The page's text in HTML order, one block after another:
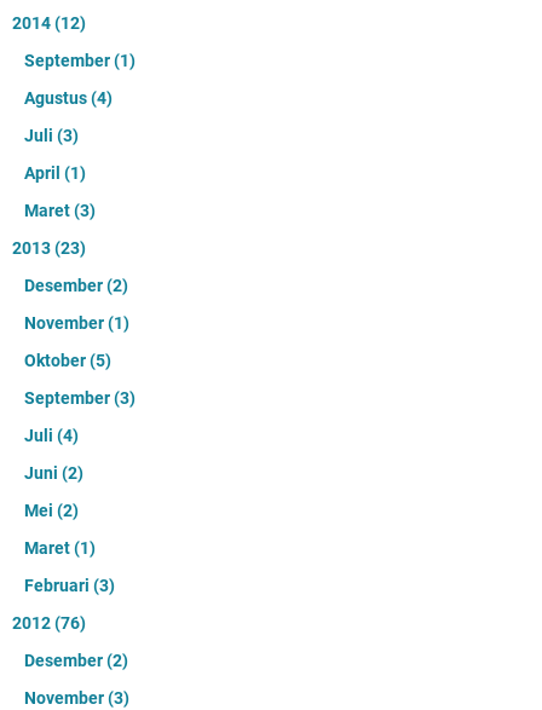
2014(12)
September(1)
Agustus(4)
Juli (3)
April (1)
Maret(3)
2013(23)
Desember(2)
November(1)
Oktober(5)
September(3)
Juli (4)
Juni (2)
Mei (2)
Maret(1)
Februari (3)
2012(76)
Desember(2)
November(3)